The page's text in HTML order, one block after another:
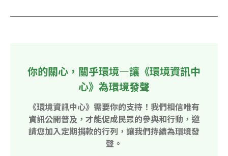
你的關心，關乎環境—讓《環境資訊中
心》為環境發聲
《環境資訊中心》需要你的支持！我們相信唯有
資訊公開普及，才能促成民眾的參與和行動，邀
請您加入定期捐款的行列，讓我們持續為環境發
聲。